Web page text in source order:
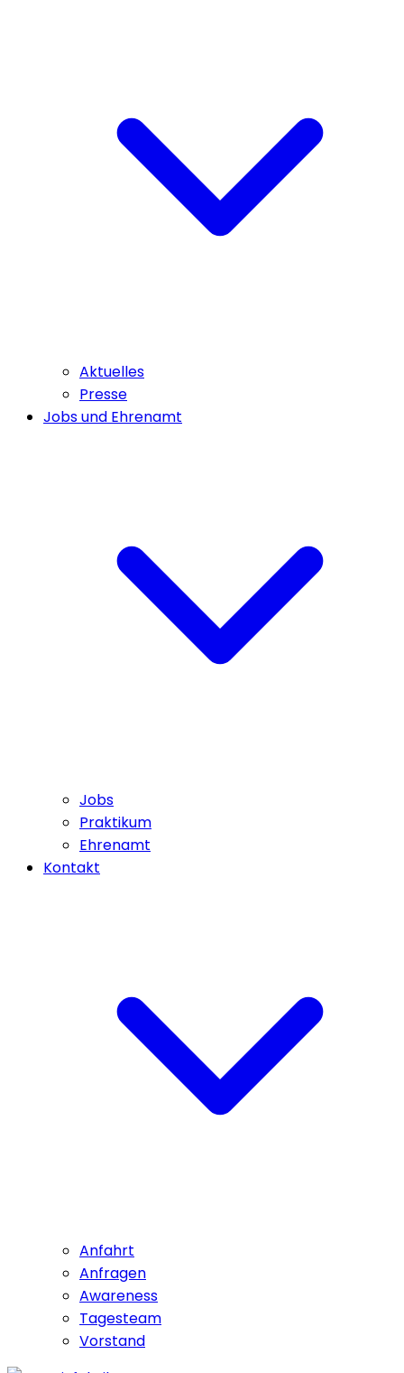
Aktuelles
Presse
Jobs und Ehrenamt
Jobs
Praktikum
Ehrenamt
Kontakt
Anfahrt
Anfragen
Awareness
Tagesteam
Vorstand